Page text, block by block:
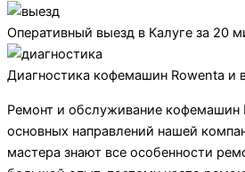
Оперативный выезд в Калуге за 20
Диагностика кофемашин Rowenta и
Ремонт и обслуживание кофемашин
основных направлений нашей
мастера знают все особенности